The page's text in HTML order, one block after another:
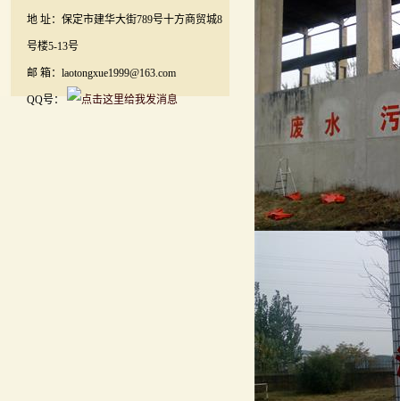
地 址：保定市建华大街789号十方商贸城8
号楼5-13号
邮 箱：laotongxue1999@163.com
QQ号：